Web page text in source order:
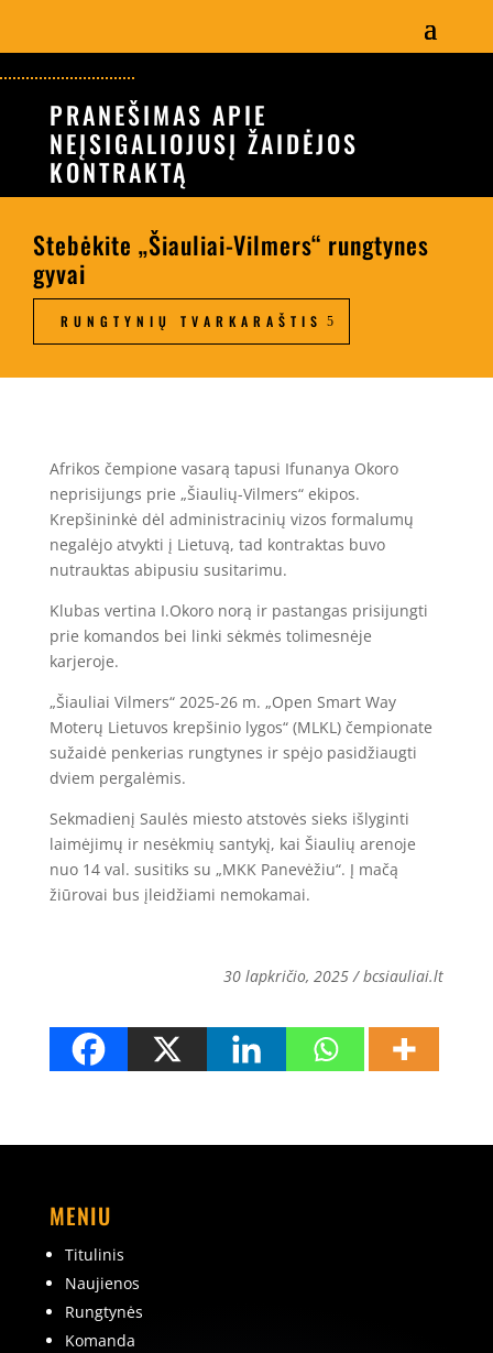
PRANEŠIMAS APIE
NEĮSIGALIOJUSĮ ŽAIDĖJOS
KONTRAKTĄ
Stebėkite „Šiauliai-Vilmers“ rungtynes
gyvai
RUNGTYNIŲ TVARKARAŠTIS
Afrikos čempione vasarą tapusi Ifunanya Okoro
neprisijungs prie „Šiaulių-Vilmers“ ekipos.
Krepšininkė dėl administracinių vizos formalumų
negalėjo atvykti į Lietuvą, tad kontraktas buvo
nutrauktas abipusiu susitarimu.
Klubas vertina I.Okoro norą ir pastangas prisijungti
prie komandos bei linki sėkmės tolimesnėje
karjeroje.
„Šiauliai Vilmers“ 2025-26 m. „Open Smart Way
Moterų Lietuvos krepšinio lygos“ (MLKL) čempionate
sužaidė penkerias rungtynes ir spėjo pasidžiaugti
dviem pergalėmis.
Sekmadienį Saulės miesto atstovės sieks išlyginti
laimėjimų ir nesėkmių santykį, kai Šiaulių arenoje
nuo 14 val. susitiks su „MKK Panevėžiu“. Į mačą
žiūrovai bus įleidžiami nemokamai.
30 lapkričio, 2025 / bcsiauliai.lt
MENIU
Titulinis
Naujienos
Rungtynės
Komanda